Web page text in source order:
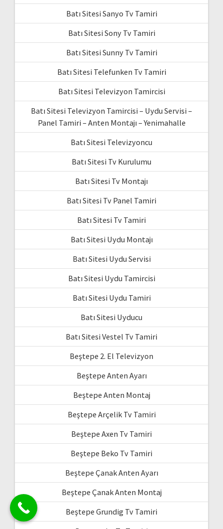
Batı Sitesi Sanyo Tv Tamiri
Batı Sitesi Sony Tv Tamiri
Batı Sitesi Sunny Tv Tamiri
Batı Sitesi Telefunken Tv Tamiri
Batı Sitesi Televizyon Tamircisi
Batı Sitesi Televizyon Tamircisi – Uydu Servisi –
Panel Tamiri – Anten Montajı – Yenimahalle
Batı Sitesi Televizyoncu
Batı Sitesi Tv Kurulumu
Batı Sitesi Tv Montajı
Batı Sitesi Tv Panel Tamiri
Batı Sitesi Tv Tamiri
Batı Sitesi Uydu Montajı
Batı Sitesi Uydu Servisi
Batı Sitesi Uydu Tamircisi
Batı Sitesi Uydu Tamiri
Batı Sitesi Uyducu
Batı Sitesi Vestel Tv Tamiri
Beştepe 2. El Televizyon
Beştepe Anten Ayarı
Beştepe Anten Montaj
Beştepe Arçelik Tv Tamiri
Beştepe Axen Tv Tamiri
Beştepe Beko Tv Tamiri
Beştepe Çanak Anten Ayarı
Beştepe Çanak Anten Montaj
Beştepe Grundig Tv Tamiri